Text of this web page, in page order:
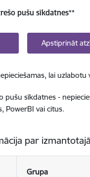
pušu sīkdatnes**
Apstiprināt
lai
pušu sīkdatnes -
PowerBI vai citus.
par
Grupa